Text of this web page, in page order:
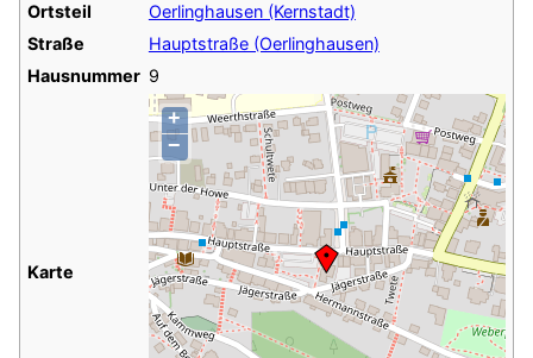
Ortsteil
Oerlinghausen (Kernstadt)
Straße
Hauptstraße (Oerlinghausen)
Hausnummer 9
Karte
+
−